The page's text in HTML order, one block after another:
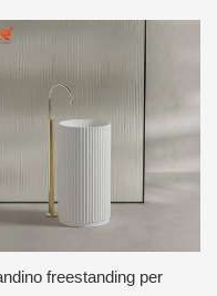
scandinavo
freestanding per